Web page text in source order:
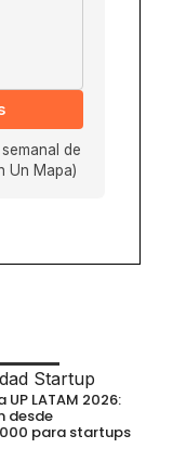
de
Un Mapa)
Startup
UP LATAM 2026:
desde
para startups